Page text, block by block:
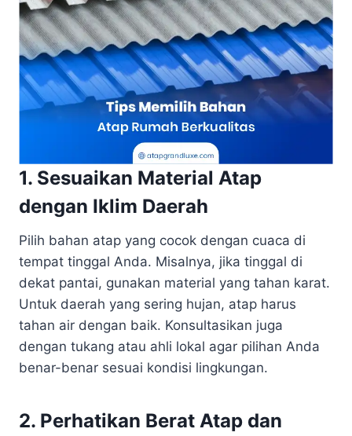
1. Sesuaikan Material Atap
dengan Iklim Daerah
Pilih bahan atap yang cocok dengan cuaca di
tempat tinggal Anda. Misalnya, jika tinggal di
dekat pantai, gunakan material yang tahan karat.
Untuk daerah yang sering hujan, atap harus
tahan air dengan baik. Konsultasikan juga
dengan tukang atau ahli lokal agar pilihan Anda
benar-benar sesuai kondisi lingkungan.
2. Perhatikan Berat Atap dan